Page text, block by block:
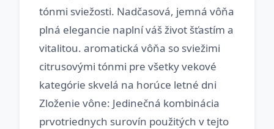
tónmi sviežosti. Nadčasová, jemná vôňa
plná elegancie naplní váš život šťastím a
vitalitou. aromatická vôňa so sviežimi
citrusovými tónmi pre všetky vekové
kategórie skvelá na horúce letné dni
Zloženie vône: Jedinečná kombinácia
prvotriednych surovín použitých v tejto